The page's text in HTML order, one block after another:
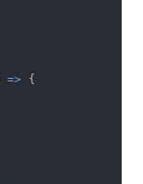
=> {